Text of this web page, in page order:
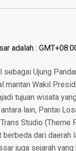
adalah :
sebagai Ujung
mantan Wakil
tujuan wisata
lain, Pantai
Studio (Theme
dari
juga sejarah